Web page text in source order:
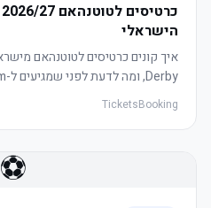
הישראלי
Derby, ומה לדעת לפני שמגיעים ל-Tottenham Hotspur Stadium.
TicketsBooking
⚽